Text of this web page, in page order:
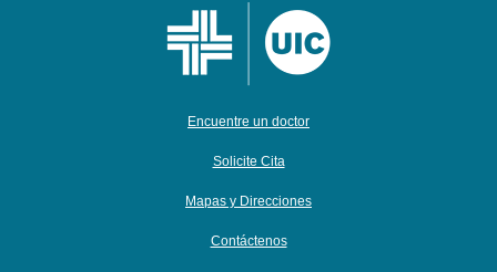
Encuentre un doctor
Solicite Cita
Mapas y Direcciones
Contáctenos